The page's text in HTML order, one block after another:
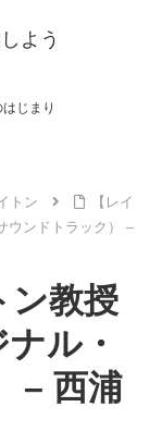
よう
じまり
トン
【レイ
ウンドトラック） –
ン教授
ル・
– 西浦